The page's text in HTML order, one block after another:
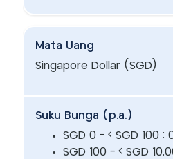
Mata Uang
Singapore Dollar (SGD)
Suku Bunga (p.a.)
SGD 0 - < SGD 100 :
SGD 100 - < SGD